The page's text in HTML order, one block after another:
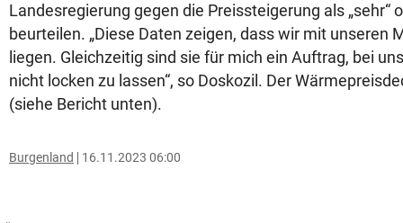
Landesregierung gegen die Preissteigerung als „sehr“
beurteilen. „Diese Daten zeigen, dass wir mit unseren
liegen. Gleichzeitig sind sie für mich ein Auftrag, bei
nicht locken zu lassen“, so Doskozil. Der
(siehe Bericht unten).
Burgenland 16.11.2023 06:00